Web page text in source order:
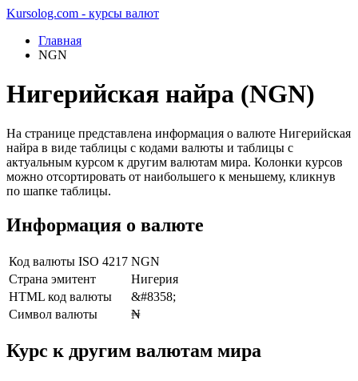
Kursolog.com - курсы валют
Главная
NGN
Нигерийская найра (NGN)
На странице представлена информация о валюте Нигерийская
найра в виде таблицы с кодами валюты и таблицы с
актуальным курсом к другим валютам мира. Колонки курсов
можно отсортировать от наибольшего к меньшему, кликнув
по шапке таблицы.
Информация о валюте
Код валюты ISO 4217 NGN
Страна эмитент
Нигерия
HTML код валюты
&#8358;
Символ валюты
₦
Курс к другим валютам мира